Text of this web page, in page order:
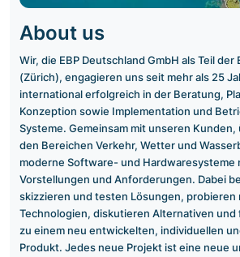
About us
Wir, die EBP Deutschland GmbH als Teil der
(Zürich), engagieren uns seit mehr als 25
international erfolgreich in der Beratung,
Konzeption sowie Implementation und
Systeme. Gemeinsam mit unseren
den Bereichen Verkehr, Wetter und
moderne Software- und Hardwaresysteme
Vorstellungen und Anforderungen. Dabei
skizzieren und testen Lösungen, probieren
Technologien, diskutieren Alternativen und
zu einem neu entwickelten, individuellen
Produkt. Jedes neue Projekt ist eine neue